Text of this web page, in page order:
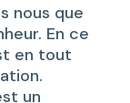
nous que
En ce
en tout
un